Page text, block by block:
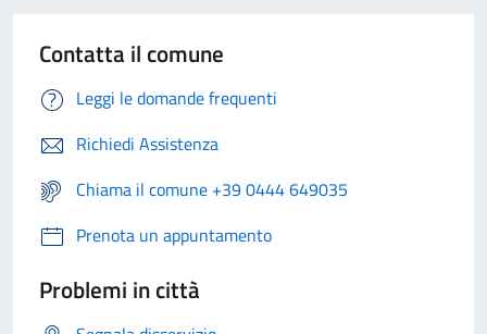
Contatta il comune
Leggi le domande frequenti
Richiedi Assistenza
Chiama il comune +39 0444 649035
Prenota un appuntamento
Problemi in città